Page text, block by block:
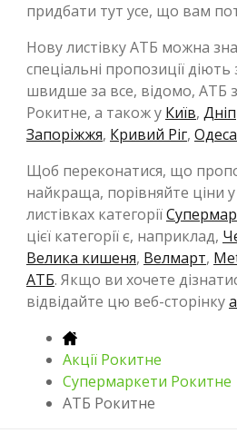
придбати тут усе, що вам
Нову листівку АТБ можна
спеціальні пропозиції
швидше за все, відомо, АТБ
Рокитне, а також у Київ,
Запоріжжя, Кривий Ріг, Одеса
Щоб переконатися, що
найкраща, порівняйте ціни
листівках категорії
цієї категорії є, наприклад,
Велика кишеня, Велмарт,
АТБ. Якщо ви хочете
відвідайте цю веб-сторінку
Акції Рокитне
Супермаркети Рокитне
АТБ Рокитне